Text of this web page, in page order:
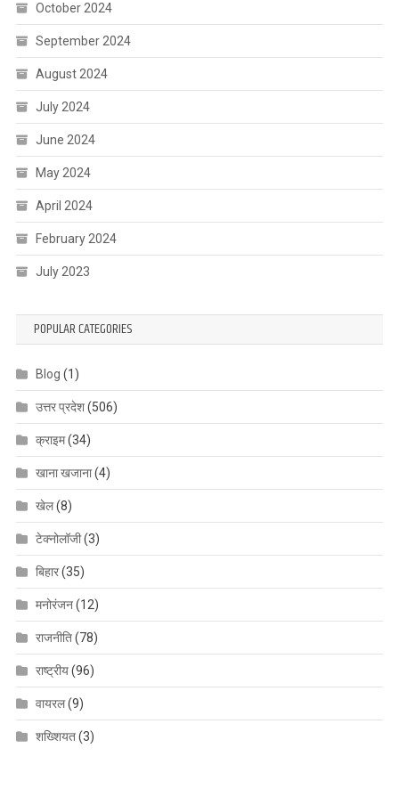
October 2024
September 2024
August 2024
July 2024
June 2024
May 2024
April 2024
February 2024
July 2023
POPULAR CATEGORIES
Blog (1)
उत्तर प्रदेश(506)
क्राइम(34)
खाना खजाना(4)
खेल(8)
टेक्नोलॉजी(3)
बिहार(35)
मनोरंजन(12)
राजनीति(78)
राष्ट्रीय(96)
वायरल(9)
शख्शियत(3)